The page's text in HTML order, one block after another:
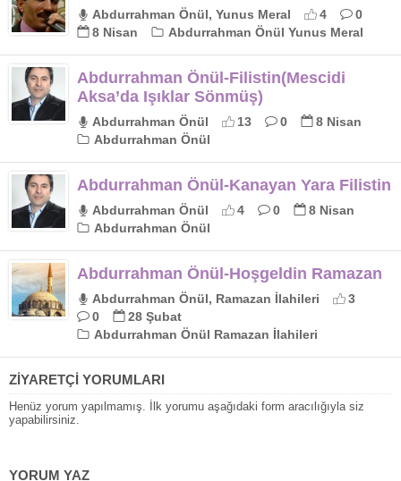
Abdurrahman Önül, Yunus Meral 4
0
8 Nisan
Abdurrahman Önül Yunus Meral
Abdurrahman Önül-Filistin(Mescidi
Aksa’da Işıklar Sönmüş)
Abdurrahman Önül 13 0
8 Nisan
Abdurrahman Önül
Abdurrahman Önül-Kanayan Yara Filistin
Abdurrahman Önül 4 0
8 Nisan
Abdurrahman Önül
Abdurrahman Önül-Hoşgeldin Ramazan
Abdurrahman Önül, Ramazan İlahileri
3
0
28 Şubat
Abdurrahman Önül Ramazan İlahileri
ZİYARETÇİ YORUMLARI
Henüz yorum yapılmamış. İlk yorumu aşağıdaki form aracılığıyla siz
yapabilirsiniz.
YORUM YAZ